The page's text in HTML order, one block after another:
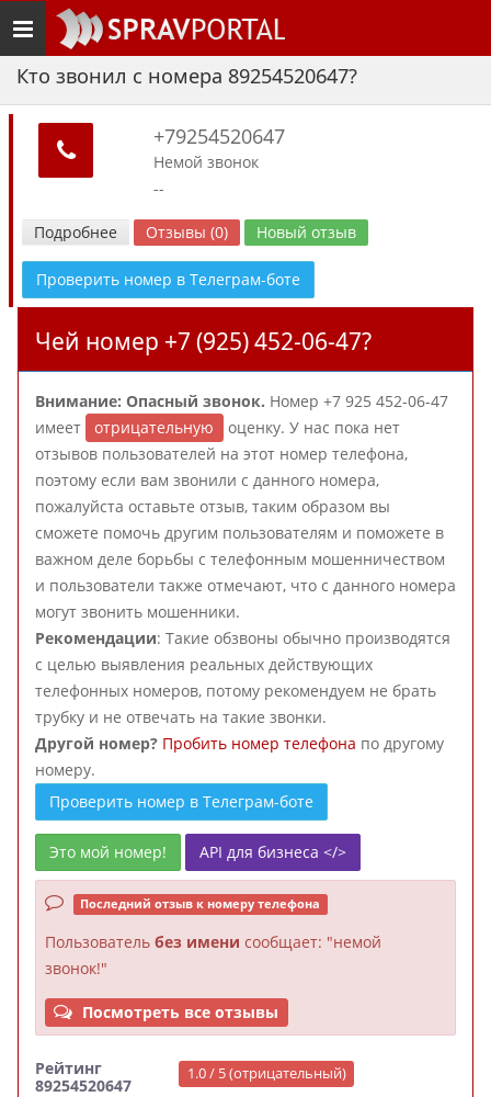
Toggle
navigation
Кто звонил с номера 89254520647?
+79254520647
Немой звонок
--
Подробнее Отзывы (0) Новый отзыв
Проверить номер в Телеграм-боте
Чей номер +7 (925) 452-06-47?
Внимание: Опасный звонок. Номер +7 925 452-06-47
имеет
отрицательную
оценку. У нас пока нет
отзывов пользователей на этот номер телефона,
поэтому если вам звонили с данного номера,
пожалуйста оставьте отзыв, таким образом вы
сможете помочь другим пользователям и поможете в
важном деле борьбы с телефонным мошенничеством
и пользователи также отмечают, что с данного номера
могут звонить мошенники.
Рекомендации: Такие обзвоны обычно производятся
с целью выявления реальных действующих
телефонных номеров, потому рекомендуем не брать
трубку и не отвечать на такие звонки.
Другой номер? Пробить номер телефона по другому
номеру.
Проверить номер в Телеграм-боте
Это мой номер! API для бизнеса </>
Последний отзыв к номеру телефона
Пользователь без имени сообщает: "немой
звонок!"
Посмотреть все отзывы
Рейтинг
89254520647
1.0 / 5 (отрицательный)